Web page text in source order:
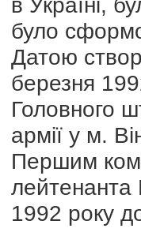
було
Датою
березня
Головного
армії у м.
Першим
1992 року